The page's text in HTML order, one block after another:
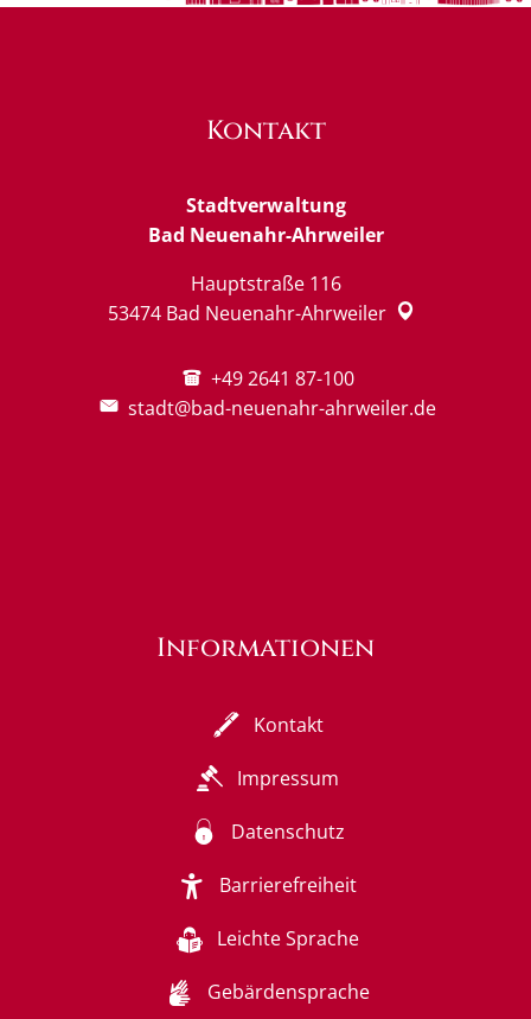
Kontakt
Stadtverwaltung
Bad Neuenahr-Ahrweiler
Hauptstraße 116
53474 Bad Neuenahr-Ahrweiler
+49 2641 87-100
stadt@bad-neuenahr-ahrweiler.de
Informationen
Kontakt
Impressum
Datenschutz
Barrierefreiheit
Leichte Sprache
Gebärdensprache